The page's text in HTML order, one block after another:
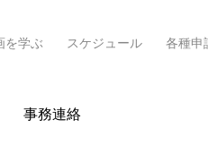
を学ぶ スケジュール 各種申
事務連絡